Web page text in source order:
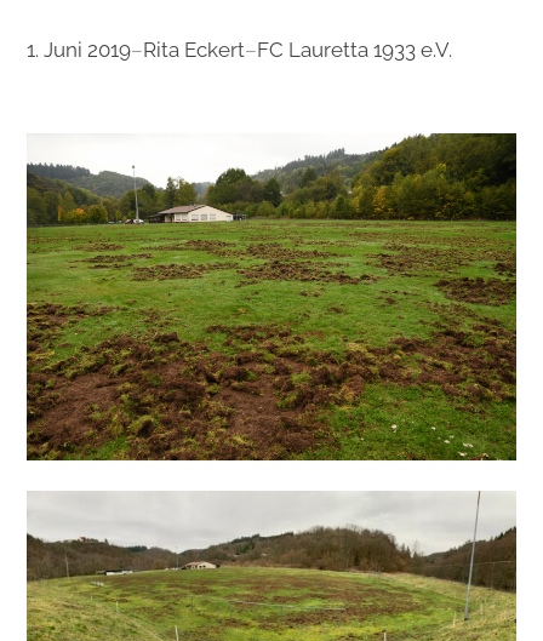
1. Juni 2019–Rita Eckert–FC Lauretta 1933 e.V.